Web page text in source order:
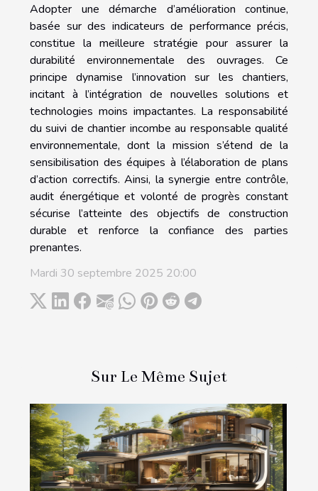
Adopter une démarche d’amélioration continue,
basée sur des indicateurs de performance précis,
constitue la meilleure stratégie pour assurer la
durabilité environnementale des ouvrages. Ce
principe dynamise l’innovation sur les chantiers,
incitant à l’intégration de nouvelles solutions et
technologies moins impactantes. La responsabilité
du suivi de chantier incombe au responsable qualité
environnementale, dont la mission s’étend de la
sensibilisation des équipes à l’élaboration de plans
d’action correctifs. Ainsi, la synergie entre contrôle,
audit énergétique et volonté de progrès constant
sécurise l’atteinte des objectifs de construction
durable et renforce la confiance des parties
prenantes.
Mardi 30 septembre 2025 20:00
Sur Le Même Sujet